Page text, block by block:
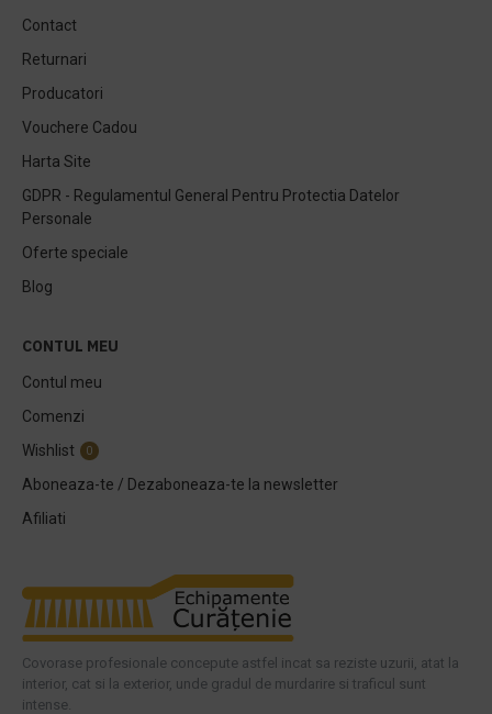
Contact
Returnari
Producatori
Vouchere Cadou
Harta Site
GDPR - Regulamentul General Pentru Protectia Datelor
Personale
Oferte speciale
Blog
CONTUL MEU
Contul meu
Comenzi
Wishlist
0
Aboneaza-te / Dezaboneaza-te la newsletter
Afiliati
Covorase profesionale concepute astfel incat sa reziste uzurii, atat la
interior, cat si la exterior, unde gradul de murdarire si traficul sunt
intense.